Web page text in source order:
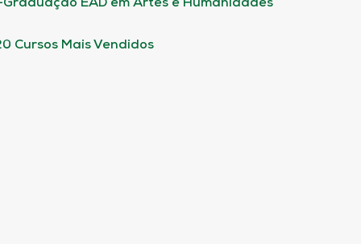
Graduação EAD em Artes e Humanidades
Cursos Mais Vendidos